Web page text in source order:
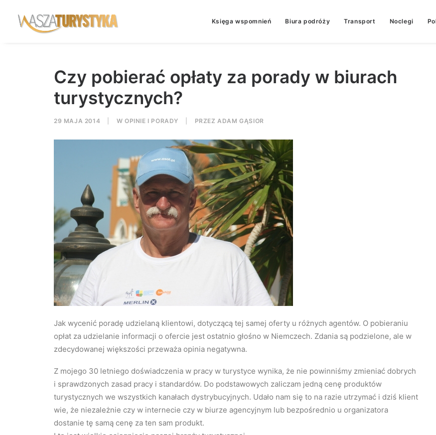
Księga wspomnień Biura podróży Transport Noclegi
Czy pobierać opłaty za porady w biurach
turystycznych?
29 MAJA 2014 WOPINIE I PORADY PRZEZADAM GĄSIOR
Jak wycenić poradę udzielaną klientowi, dotyczącą tej samej oferty u różnych agentów. O pobieraniu
opłat za udzielanie informacji o ofercie jest ostatnio głośno w Niemczech. Zdania są podzielone, ale w
zdecydowanej większości przeważa opinia negatywna.
Z mojego 30 letniego doświadczenia w pracy w turystyce wynika, że nie powinniśmy zmieniać dobrych
i sprawdzonych zasad pracy i standardów. Do podstawowych zaliczam jedną cenę produktów
turystycznych we wszystkich kanałach dystrybucyjnych. Udało nam się to na razie utrzymać i dziś klient
wie, że niezależnie czy w internecie czy w biurze agencyjnym lub bezpośrednio u organizatora
dostanie tę samą cenę za ten sam produkt.